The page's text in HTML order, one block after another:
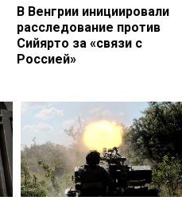
В Венгрии инициировали
расследование против
Сийярто за «связи с
Россией»